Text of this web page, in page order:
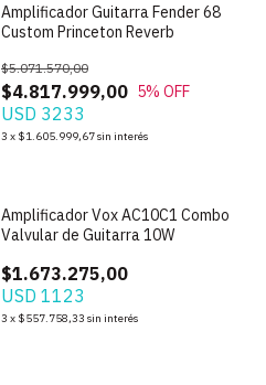
Amplificador Guitarra Fender 68
Custom Princeton Reverb
$4.817.999,00
$5.071.570,00
5% OFF
USD 3233
3 x $1.605.999,67sin interés
Amplificador Vox AC10C1 Combo
Valvular de Guitarra 10W
$1.673.275,00
USD 1123
3 x $557.758,33 sin interés